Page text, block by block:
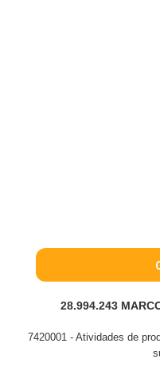
28.994.243
7420001 - Atividades de